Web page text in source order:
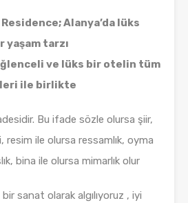
Alanya’da lüks
yaşam tarzı.
ve lüks bir otelin tüm
ile birlikte.
Bu ifade sözle olursa şiir,
resim ile olursa ressamlık, oyma
bina ile olursa mimarlık olur.
sanat olarak algılıyoruz , iyi